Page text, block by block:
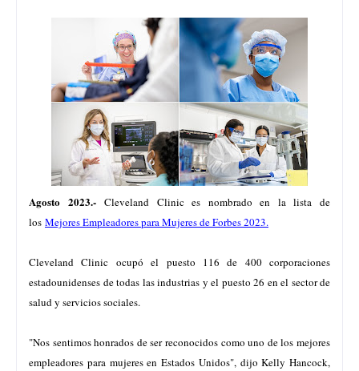
Agosto 2023.-Cleveland Clinic es nombrado en la lista de
los Mejores Empleadores para Mujeres de Forbes 2023.
Cleveland Clinic ocupó el puesto 116 de 400 corporaciones
estadounidenses de todas las industrias y el puesto 26 en el sector de
salud y servicios sociales.
"Nos sentimos honrados de ser reconocidos como uno de los mejores
empleadores para mujeres en Estados Unidos", dijo Kelly Hancock,